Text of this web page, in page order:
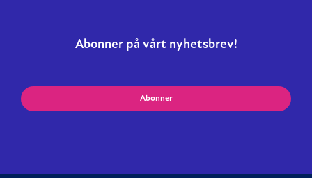
Abonner på vårt nyhetsbrev!
Abonner